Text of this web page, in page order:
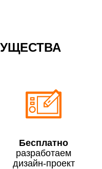
Бесплатно
разработаем
дизайн-проект